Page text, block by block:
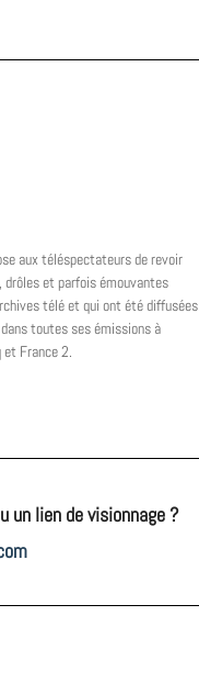
aux téléspectateurs de revoir
drôles et parfois émouvantes
télé et qui ont été diffusées
toutes ses émissions à
et France 2.
un lien de visionnage ?